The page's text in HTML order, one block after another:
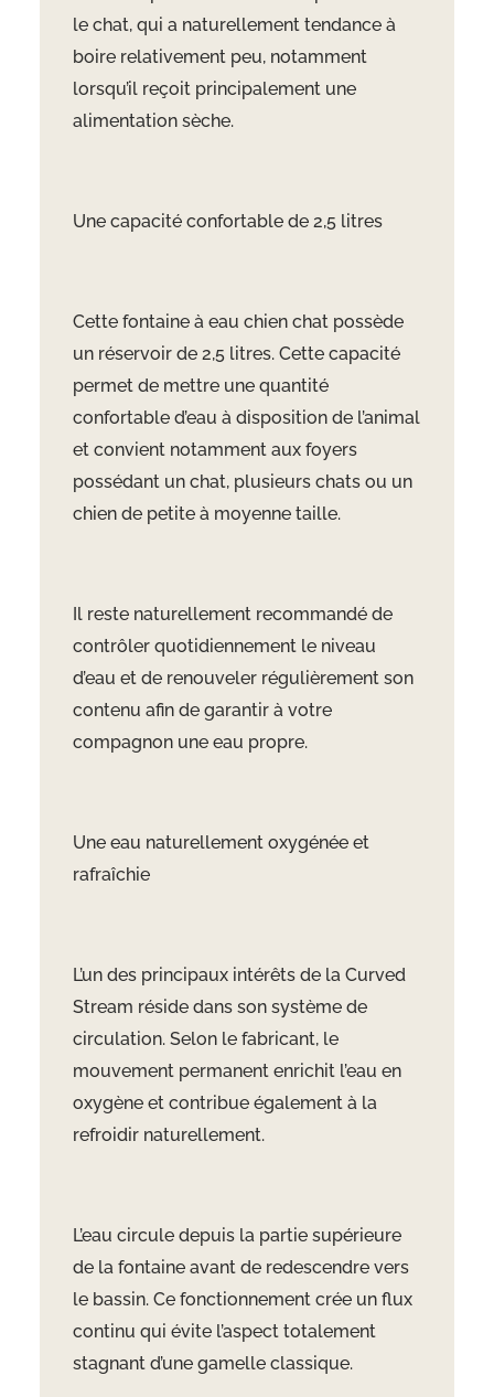
le chat, qui a naturellement tendance à
boire relativement peu, notamment
lorsqu’il reçoit principalement une
alimentation sèche.
Une capacité confortable de 2,5 litres
Cette fontaine à eau chien chat possède
un réservoir de 2,5 litres. Cette capacité
permet de mettre une quantité
confortable d’eau à disposition de l’animal
et convient notamment aux foyers
possédant un chat, plusieurs chats ou un
chien de petite à moyenne taille.
Il reste naturellement recommandé de
contrôler quotidiennement le niveau
d’eau et de renouveler régulièrement son
contenu afin de garantir à votre
compagnon une eau propre.
Une eau naturellement oxygénée et
rafraîchie
L’un des principaux intérêts de la Curved
Stream réside dans son système de
circulation. Selon le fabricant, le
mouvement permanent enrichit l’eau en
oxygène et contribue également à la
refroidir naturellement.
L’eau circule depuis la partie supérieure
de la fontaine avant de redescendre vers
le bassin. Ce fonctionnement crée un flux
continu qui évite l’aspect totalement
stagnant d’une gamelle classique.